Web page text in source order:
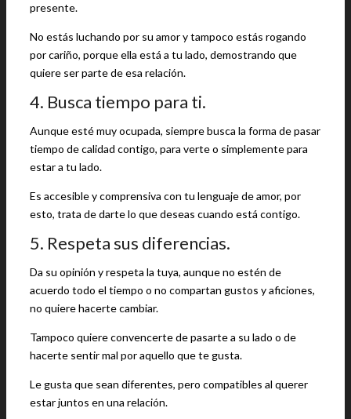
presente.
No estás luchando por su amor y tampoco estás rogando
por cariño, porque ella está a tu lado, demostrando que
quiere ser parte de esa relación.
4. Busca tiempo para ti.
Aunque esté muy ocupada, siempre busca la forma de pasar
tiempo de calidad contigo, para verte o simplemente para
estar a tu lado.
Es accesible y comprensiva con tu lenguaje de amor, por
esto, trata de darte lo que deseas cuando está contigo.
5. Respeta sus diferencias.
Da su opinión y respeta la tuya, aunque no estén de
acuerdo todo el tiempo o no compartan gustos y aficiones,
no quiere hacerte cambiar.
Tampoco quiere convencerte de pasarte a su lado o de
hacerte sentir mal por aquello que te gusta.
Le gusta que sean diferentes, pero compatibles al querer
estar juntos en una relación.